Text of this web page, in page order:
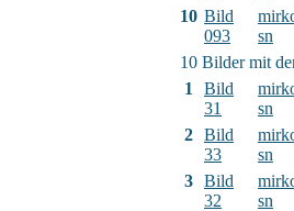
10 Bild
093
sn
10 Bilder mit
1
Bild
31
sn
2 Bild
33
sn
3 Bild
32
sn